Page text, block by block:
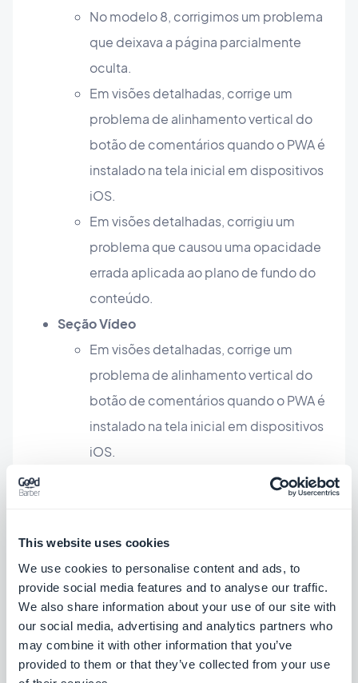
This website uses cookies
We use cookies to personalise content and ads, to
provide social media features and to analyse our traffic.
We also share information about your use of our site with
our social media, advertising and analytics partners who
may combine it with other information that you’ve
provided to them or that they’ve collected from your use
No modelo 8, corrigimos um problema
que deixava a página parcialmente
oculta.
Em visões detalhadas, corrige um
problema de alinhamento vertical do
botão de comentários quando o PWA é
instalado na tela inicial em dispositivos
iOS.
Em visões detalhadas, corrigiu um
problema que causou uma opacidade
errada aplicada ao plano de fundo do
conteúdo.
Seção Vídeo
Em visões detalhadas, corrige um
problema de alinhamento vertical do
botão de comentários quando o PWA é
instalado na tela inicial em dispositivos
iOS.
Corrigido um problema que causava o
Nas visualizações detalhadas,
corrigimos um problema que fazia com
que a barra de ferramentas inferior ainda
estivesse visível quando o usuário